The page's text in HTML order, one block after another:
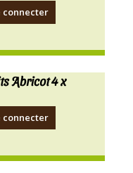
connecter
Abricot 4 x
connecter